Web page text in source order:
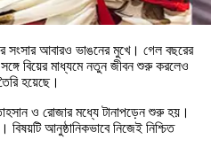
সংসার আবারও ভাঙনের মুখে। গেল বছরের
বিয়ের মাধ্যমে নতুন জীবন শুরু করলেও
হয়েছে।
ও রোজার মধ্যে টানাপড়েন শুরু হয়।
আনুষ্ঠানিকভাবে নিজেই নিশ্চিত